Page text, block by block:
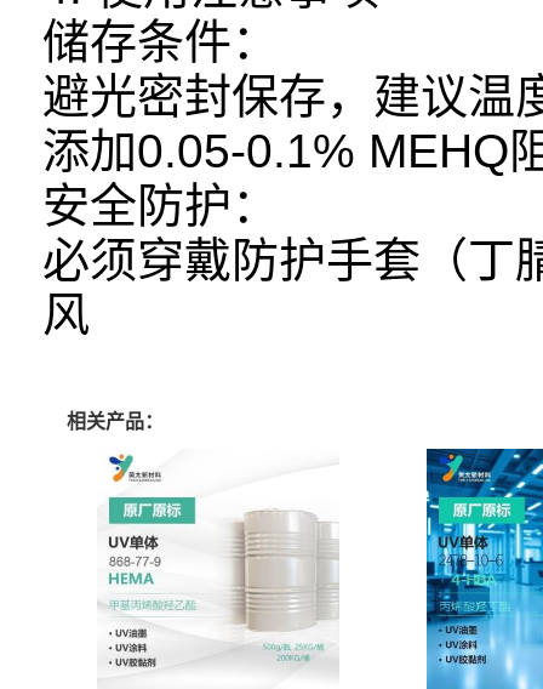
储存条件：
避光密封保存，建议
添加0.05-0.1% MEHQ
安全防护：
必须穿戴防护手套（丁
风
相关产品：